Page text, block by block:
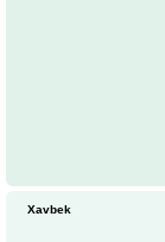
Xavbek